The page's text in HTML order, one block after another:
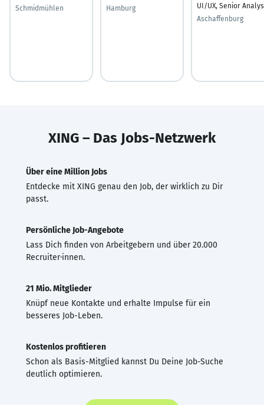
Schmidmühlen
Hamburg
UI/UX, Senior
Aschaffenburg
XING – Das Jobs-Netzwerk
Über eine Million Jobs
Entdecke mit XING genau den Job, der wirklich zu Dir
passt.
Persönliche Job-Angebote
Lass Dich finden von Arbeitgebern und über 20.000
Recruiter·innen.
21 Mio. Mitglieder
Knüpf neue Kontakte und erhalte Impulse für ein
besseres Job-Leben.
Kostenlos profitieren
Schon als Basis-Mitglied kannst Du Deine Job-Suche
deutlich optimieren.